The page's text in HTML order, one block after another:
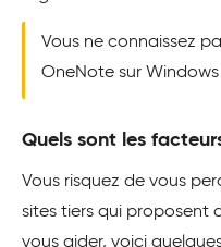
Vous ne connaissez
OneNote sur
Quels sont les
Vous risquez de vous
sites tiers qui proposent
vous aider, voici